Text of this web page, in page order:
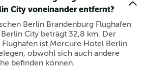
City voneinander entfernt?
Berlin Brandenburg Flughafen
City beträgt 32,8 km. Der
ist Mercure Hotel Berlin
obwohl sich auch andere
befinden können.